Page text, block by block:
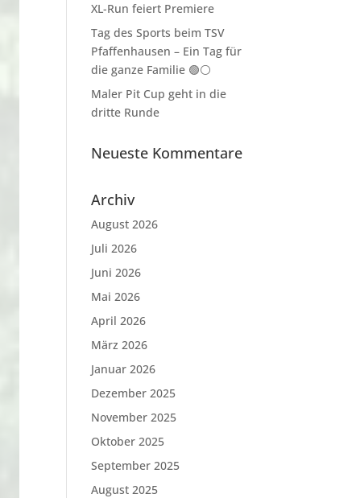
XL-Run feiert Premiere
Tag des Sports beim TSV
Pfaffenhausen – Ein Tag für
die ganze Familie 🟢⚪
Maler Pit Cup geht in die
dritte Runde
Neueste Kommentare
Archiv
August 2026
Juli 2026
Juni 2026
Mai 2026
April 2026
März 2026
Januar 2026
Dezember 2025
November 2025
Oktober 2025
September 2025
August 2025